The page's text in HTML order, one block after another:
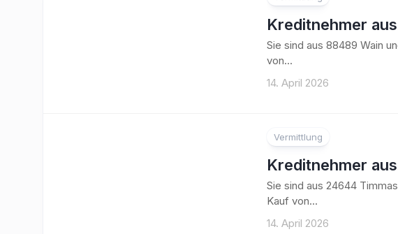
Kreditnehmer
Sie sind aus 88489 Wain
von...
14. April 2026
Vermittlung
Kreditnehmer
Sie sind aus 24644
Kauf von...
14. April 2026